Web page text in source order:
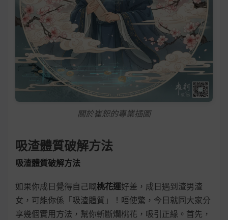
關於崔恕的專業插圖
吸渣體質破解方法
吸渣體質破解方法
如果你成日覺得自己嘅桃花運好差，成日遇到渣男渣
女，可能你係「吸渣體質」！唔使驚，今日就同大家分
享幾個實用方法，幫你斬斷爛桃花，吸引正緣。首先，